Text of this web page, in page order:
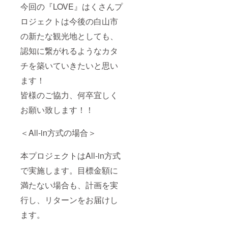
今回の『LOVE』はくさんプ
ロジェクトは今後の白山市
の新たな観光地としても、
認知に繋がれるようなカタ
チを築いていきたいと思い
ます！
皆様のご協力、何卒宜しく
お願い致します！！
＜All-in方式の場合＞
本プロジェクトはAll-in方式
で実施します。目標金額に
満たない場合も、計画を実
行し、リターンをお届けし
ます。